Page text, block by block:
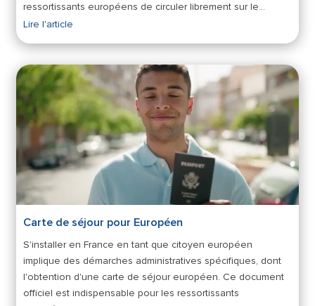
ressortissants européens de circuler librement sur le…
Lire l'article
Carte de séjour pour Européen
S'installer en France en tant que citoyen européen
implique des démarches administratives spécifiques, dont
l'obtention d'une carte de séjour européen. Ce document
officiel est indispensable pour les ressortissants